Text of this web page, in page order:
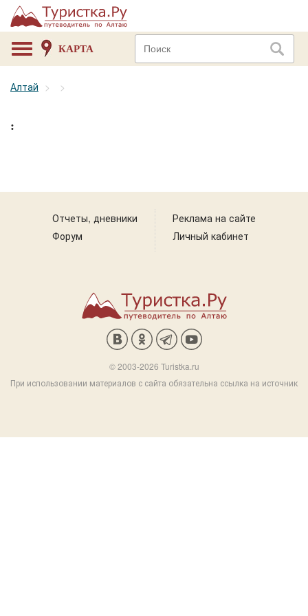
КАРТА
Алтай
:
Отчеты, дневники
Форум
Реклама на сайте
Личный кабинет
© 2003-2026 Turistka.ru
При использовании материалов с сайта обязательна ссылка на источник